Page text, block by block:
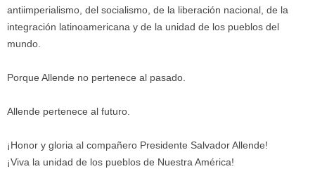
antiimperialismo, del socialismo, de la liberación nacional, de la
integración latinoamericana y de la unidad de los pueblos del
mundo.
Porque Allende no pertenece al pasado.
Allende pertenece al futuro.
¡Honor y gloria al compañero Presidente Salvador Allende!
¡Viva la unidad de los pueblos de Nuestra América!